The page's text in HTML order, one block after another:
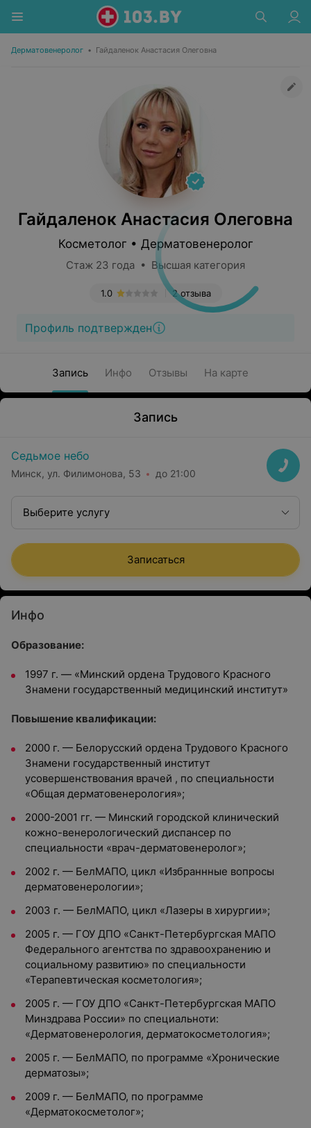
Дерматовенеролог • Гайдаленок Анастасия Олеговна
Гайдаленок Анастасия Олеговна
Косметолог • Дерматовенеролог
Стаж 23 года • Высшая категория
2 отзыва
1.0
Профиль подтвержден
Запись Инфо Отзывы На карте
Запись
Седьмое небо
Минск, ул. Филимонова, 53 до 21:00
Выберите услугу
Записаться
Инфо
Образование:
1997 г. — «Минский ордена Трудового Красного
Знамени государственный медицинский институт»
Повышение квалификации:
2000 г. — Белорусский ордена Трудового Красного
Знамени государственный институт
усовершенствования врачей , по специальности
«Общая дерматовенерология»;
2000-2001 гг. — Минский городской клинический
кожно-венерологический диспансер по
специальности «врач-дерматовенеролог»;
2002 г. — БелМАПО, цикл «Избраннные вопросы
дерматовенерологии»;
2003 г. — БелМАПО, цикл «Лазеры в хирургии»;
2005 г. — ГОУ ДПО «Санкт-Петербургская МАПО
Федерального агентства по здравоохранению и
социальному развитию» по специальности
«Терапевтическая косметология»;
2005 г. — ГОУ ДПО «Санкт-Петербургская МАПО
Минздрава России» по специальноти:
«Дерматовенерология, дерматокосметология»;
2005 г. — БелМАПО, по программе «Хронические
дерматозы»;
2009 г. — БелМАПО, по программе
«Дерматокосметолог»;